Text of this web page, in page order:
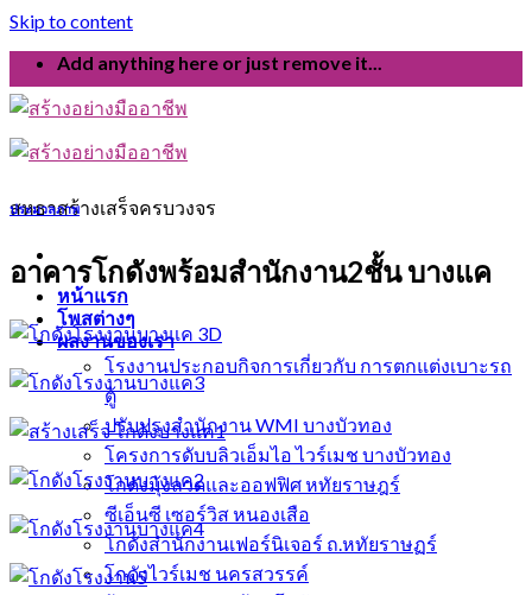
Skip to content
Add anything here or just remove it...
สหธาสร้างเสร็จครบวงจร
หน้าแรก
โพสต่างๆ
ผลงานของเรา
โรงงานประกอบกิจการเกี่ยวกับ การตกแต่งเบาะรถ
ตู้
ปรับปรุงสำนักงาน WMI บางบัวทอง
โครงการดับบลิวเอ็มไอ ไวร์เมช บางบัวทอง
โกดังมุ้งลวดและออฟฟิศ หทัยราษฎร์
ซีเอ็นซี เซอร์วิส หนองเสือ
โกดังสำนักงานเฟอร์นิเจอร์ ถ.หทัยราษฏร์
โกดังไวร์เมช นครสวรรค์
ประมวลภาพ
อาคารโกดังพร้อมสำนักงาน2ชั้น บางแค